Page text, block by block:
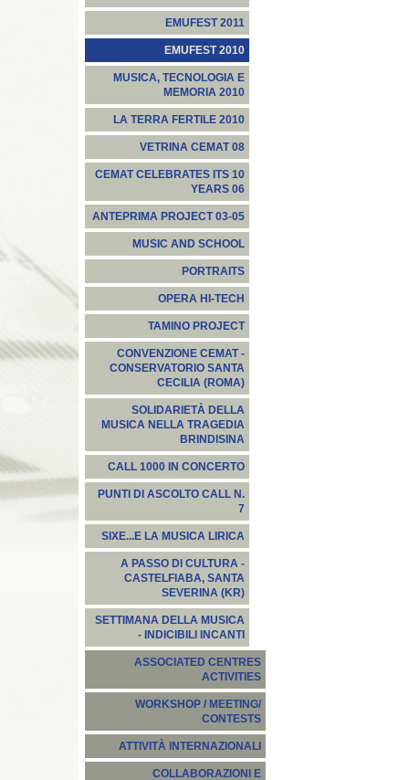
EMUFEST 2011
EMUFEST 2010
MUSICA, TECNOLOGIA E
MEMORIA 2010
LA TERRA FERTILE 2010
VETRINA CEMAT 08
CEMAT CELEBRATES ITS 10
YEARS 06
ANTEPRIMA PROJECT 03-05
MUSIC AND SCHOOL
PORTRAITS
OPERA HI-TECH
TAMINO PROJECT
CONVENZIONE CEMAT -
CONSERVATORIO SANTA
CECILIA (ROMA)
SOLIDARIETÀ DELLA
MUSICA NELLA TRAGEDIA
BRINDISINA
CALL 1000 IN CONCERTO
PUNTI DI ASCOLTO CALL N.
7
SIXE...E LA MUSICA LIRICA
A PASSO DI CULTURA -
CASTELFIABA, SANTA
SEVERINA (KR)
SETTIMANA DELLA MUSICA
- INDICIBILI INCANTI
ASSOCIATED CENTRES
ACTIVITIES
WORKSHOP / MEETING/
CONTESTS
ATTIVITÀ INTERNAZIONALI
COLLABORAZIONI E